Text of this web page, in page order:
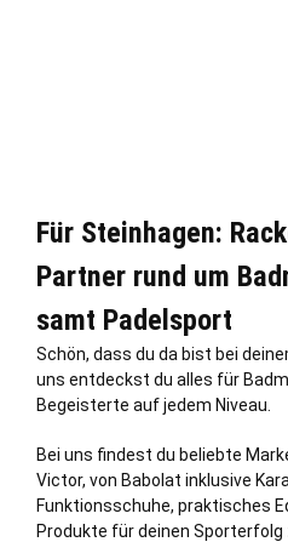
Für Steinhagen:
Partner rund um
samt Padelsport
Schön, dass du da bist bei
uns entdeckst du alles für
Begeisterte auf jedem Niveau.
Bei uns findest du beliebte
Victor, von Babolat inklusive
Funktionsschuhe, praktisches
Produkte für deinen Sporterfolg